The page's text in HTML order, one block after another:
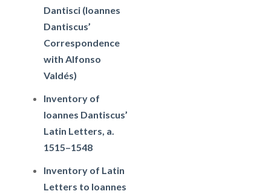
Dantisci (Ioannes
Dantiscus’
Correspondence
with Alfonso
Valdés)
Inventory of
Ioannes Dantiscus’
Latin Letters, a.
1515–1548
Inventory of Latin
Letters to Ioannes